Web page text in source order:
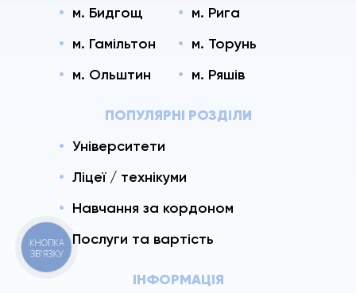
м. Бидгощ
м. Рига
м. Гамільтон
м. Торунь
м. Ольштин
м. Ряшів
ПОПУЛЯРНІ РОЗДІЛИ
Університети
Ліцеї / технікуми
Навчання за кордоном
Послуги та вартість
ІНФОРМАЦІЯ
КНОПКА
ЗВ'ЯЗКУ